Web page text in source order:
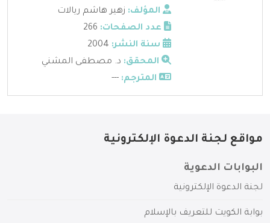
المؤلف: زهير هاشم ريالات
عدد الصفحات:
سنة النشر:
المحقق: د. مصطفى المشني
المترجم: ---
مواقع لجنة الدعوة الإلكترونية
البوابات الدعوية
لجنة الدعوة الإلكترونية
بوابة الكويت للتعريف بالإسلام